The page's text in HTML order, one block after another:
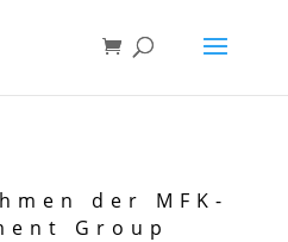
der MFK-
Group